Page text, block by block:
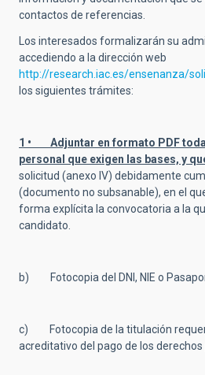
contactos de referencias.
Los interesados formalizarán su
accediendo a la dirección web
http://research.iac.es/ensenanza/
los siguientes trámites:
1 • Adjuntar en formato PDF
personal que exigen las bases, y
solicitud (anexo IV) debidamente
(documento no subsanable), en el
forma explícita la convocatoria a la
candidato.
b) Fotocopia del DNI, NIE o
c) Fotocopia de la titulación
acreditativo del pago de los